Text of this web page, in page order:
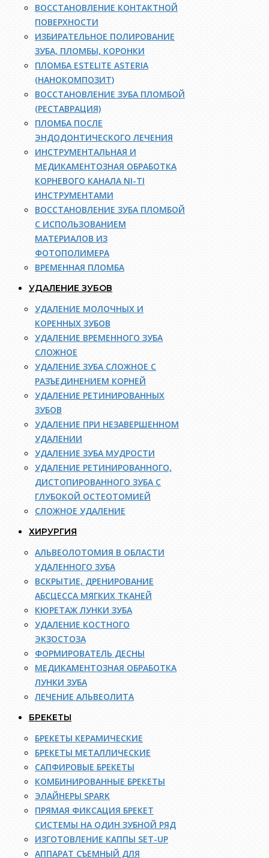
ВОССТАНОВЛЕНИЕ КОНТАКТНОЙ
ПОВЕРХНОСТИ
ИЗБИРАТЕЛЬНОЕ ПОЛИРОВАНИЕ
ЗУБА, ПЛОМБЫ, КОРОНКИ
ПЛОМБА ESTELITE ASTERIA
(НАНОКОМПОЗИТ)
ВОССТАНОВЛЕНИЕ ЗУБА ПЛОМБОЙ
(РЕСТАВРАЦИЯ)
ПЛОМБА ПОСЛЕ
ЭНДОДОНТИЧЕСКОГО ЛЕЧЕНИЯ
ИНСТРУМЕНТАЛЬНАЯ И
МЕДИКАМЕНТОЗНАЯ ОБРАБОТКА
КОРНЕВОГО КАНАЛА NI-TI
ИНСТРУМЕНТАМИ
ВОССТАНОВЛЕНИЕ ЗУБА ПЛОМБОЙ
С ИСПОЛЬЗОВАНИЕМ
МАТЕРИАЛОВ ИЗ
ФОТОПОЛИМЕРА
ВРЕМЕННАЯ ПЛОМБА
УДАЛЕНИЕ ЗУБОВ
УДАЛЕНИЕ МОЛОЧНЫХ И
КОРЕННЫХ ЗУБОВ
УДАЛЕНИЕ ВРЕМЕННОГО ЗУБА
СЛОЖНОЕ
УДАЛЕНИЕ ЗУБА СЛОЖНОЕ С
РАЗЪЕДИНЕНИЕМ КОРНЕЙ
УДАЛЕНИЕ РЕТИНИРОВАННЫХ
ЗУБОВ
УДАЛЕНИЕ ПРИ НЕЗАВЕРШЕННОМ
УДАЛЕНИИ
УДАЛЕНИЕ ЗУБА МУДРОСТИ
УДАЛЕНИЕ РЕТИНИРОВАННОГО,
ДИСТОПИРОВАННОГО ЗУБА С
ГЛУБОКОЙ ОСТЕОТОМИЕЙ
СЛОЖНОЕ УДАЛЕНИЕ
ХИРУРГИЯ
АЛЬВЕОЛОТОМИЯ В ОБЛАСТИ
УДАЛЕННОГО ЗУБА
ВСКРЫТИЕ, ДРЕНИРОВАНИЕ
АБСЦЕССА МЯГКИХ ТКАНЕЙ
КЮРЕТАЖ ЛУНКИ ЗУБА
УДАЛЕНИЕ КОСТНОГО
ЭКЗОСТОЗА
ФОРМИРОВАТЕЛЬ ДЕСНЫ
МЕДИКАМЕНТОЗНАЯ ОБРАБОТКА
ЛУНКИ ЗУБА
ЛЕЧЕНИЕ АЛЬВЕОЛИТА
БРЕКЕТЫ
БРЕКЕТЫ КЕРАМИЧЕСКИЕ
БРЕКЕТЫ МЕТАЛЛИЧЕСКИЕ
САПФИРОВЫЕ БРЕКЕТЫ
КОМБИНИРОВАННЫЕ БРЕКЕТЫ
ЭЛАЙНЕРЫ SPARK
ПРЯМАЯ ФИКСАЦИЯ БРЕКЕТ
СИСТЕМЫ НА ОДИН ЗУБНОЙ РЯД
ИЗГОТОВЛЕНИЕ КАППЫ SET-UP
АППАРАТ СЪЕМНЫЙ ДЛЯ